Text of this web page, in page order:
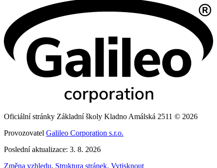
Oficiální stránky Základní školy Kladno Amálská 2511 © 2026
Provozovatel Galileo Corporation s.r.o.
Poslední aktualizace: 3. 8. 2026
Změna vzhledu, Struktura stránek, Vytisknout